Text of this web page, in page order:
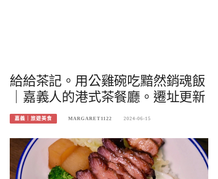
給給茶記。用公雞碗吃黯然銷魂飯
｜嘉義人的港式茶餐廳。遷址更新
嘉義｜旅遊美食 MARGARET1122 2024-06-15